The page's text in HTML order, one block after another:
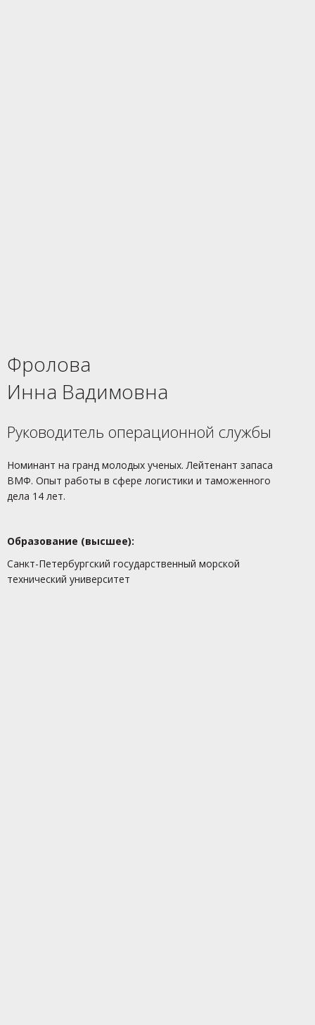
Фролова
Инна Вадимовна
Руководитель операционной службы
Номинант на гранд молодых ученых. Лейтенант запаса
ВМФ. Опыт работы в сфере логистики и таможенного
дела 14 лет.
Образование (высшее):
Санкт-Петербургский государственный морской
технический университет